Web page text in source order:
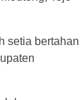
setia bertahan